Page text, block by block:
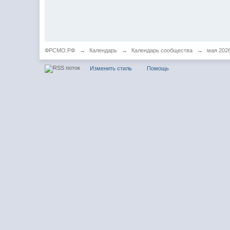
ФРСМО.РФ → Календарь → Календарь сообщества → мая
Изменить стиль Помощь